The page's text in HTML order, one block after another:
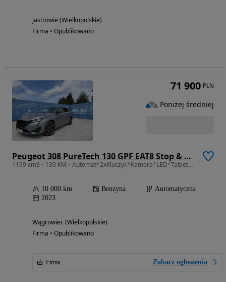
Jastrowie (Wielkopolskie)
Firma • Opublikowano
Peugeot 308 PureTech 130 GPF EAT8 Stop & Start Allure
1199 cm3 • 130 KM • Automat*2xKluczyk*Kamera*LED*Tablet*Klima*Nawi*Bluetooth*Gwarancja*
10 000 km Benzyna
Automatyczna
2023
Wągrowiec (Wielkopolskie)
Firma • Opublikowano
Firma Zobacz ogłoszenia
71 900 PLN
Poniżej średniej